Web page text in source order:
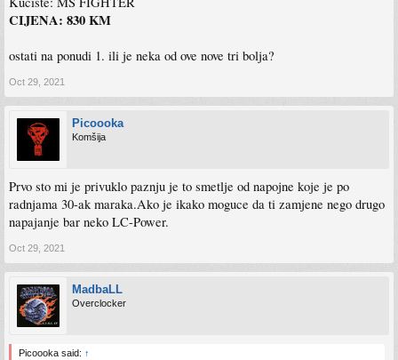
CIJENA: 830 KM
ostati na ponudi 1. ili je neka od ove nove tri bolja?
Oct 29, 2021
Picoooka
Komšija
Prvo sto mi je privuklo paznju je to smetlje od napojne koje je po
radnjama 30-ak maraka.Ako je ikako moguce da ti zamjene nego drugo
napajanje bar neko LC-Power.
Oct 29, 2021
MadbaLL
Overclocker
Picoooka said: ↑